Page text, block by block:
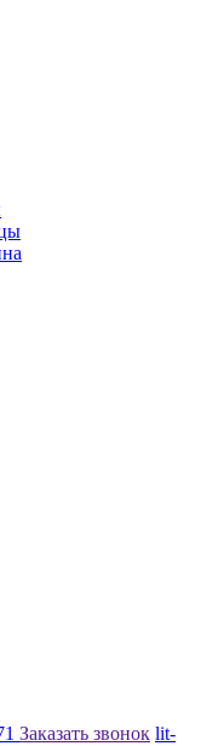
Заказать звонок lit-